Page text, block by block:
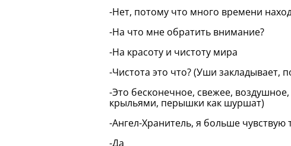
-Нет, потому что много времени
-На что мне обратить внимание?
-На красоту и чистоту мира
-Чистота это что? (Уши закладывает,
-Это бесконечное, свежее,
крыльями, перышки как шуршат)
-Ангел-Хранитель, я больше чувствую
-Да